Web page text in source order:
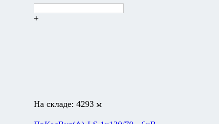
+
На складе: 4293 м